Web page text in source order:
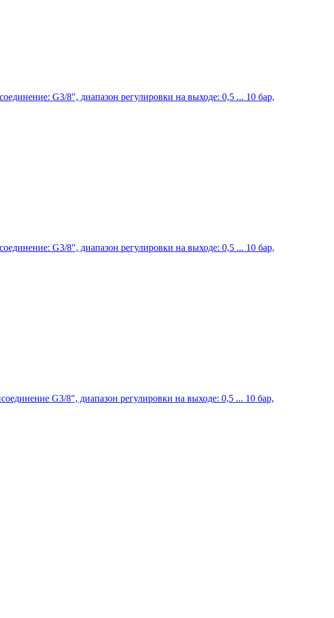
G3/8", диапазон регулировки на выходе: 0,5 ... 10 бар,
G3/8", диапазон регулировки на выходе: 0,5 ... 10 бар,
G3/8", диапазон регулировки на выходе: 0,5 ... 10 бар,